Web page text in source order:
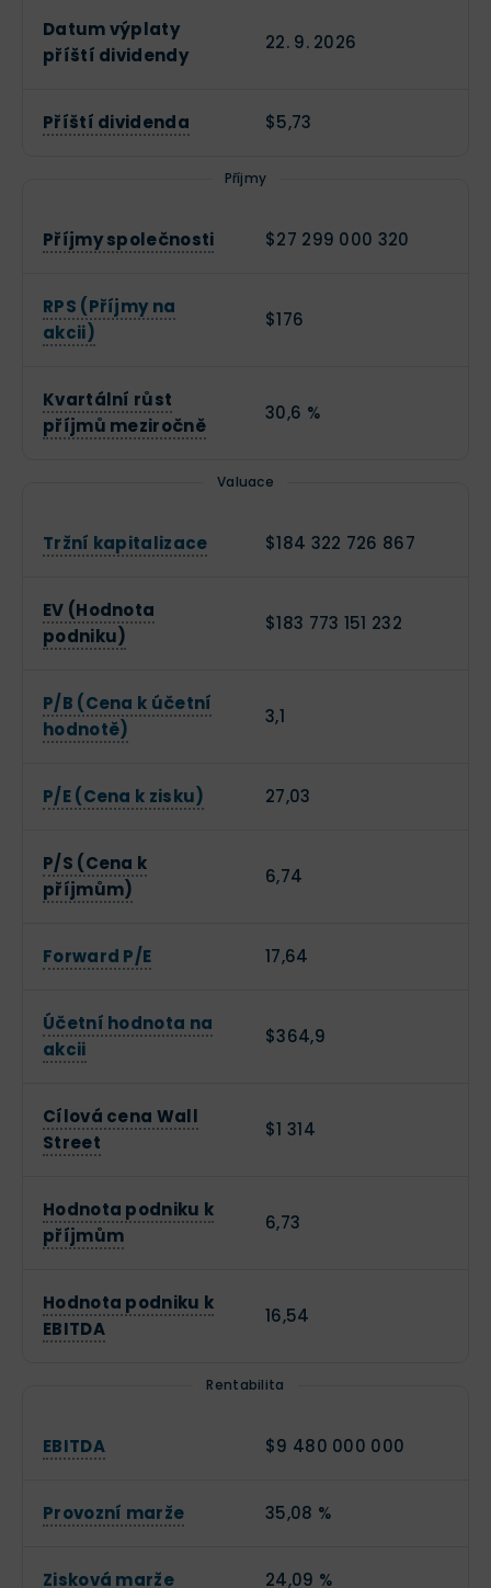
Datum výplaty
příští dividendy
22. 9. 2026
Příští dividenda $5,73
Příjmy
Příjmy společnosti $27 299 000 320
RPS (Příjmy na
akcii)
$176
Kvartální růst
příjmů meziročně
30,6 %
Valuace
Tržní kapitalizace $184 322 726 867
EV (Hodnota
podniku)
$183 773 151 232
P/B (Cena k účetní
hodnotě)
3,1
P/E (Cena k zisku) 27,03
P/S (Cena k
příjmům)
6,74
Forward P/E 17,64
Účetní hodnota na
akcii
$364,9
Cílová cena Wall
Street
$1 314
Hodnota podniku k
příjmům
6,73
Hodnota podniku k
EBITDA
16,54
Rentabilita
EBITDA $9 480 000 000
Provozní marže 35,08 %
Zisková marže 24,09 %